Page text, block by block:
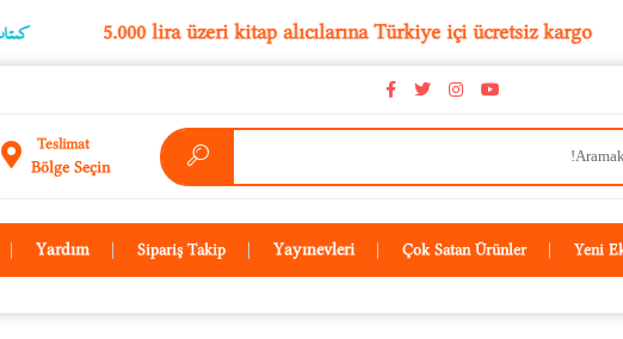
كىتاب 5.000 lira üzeri kitap alıcılarına Türkiye içi ücretsiz
Teslimat
Bölge Seçin
Yeni
Çok Satan Ürünler
Yayınevleri
Sipariş Takip
Yardım